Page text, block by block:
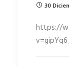
30
https://